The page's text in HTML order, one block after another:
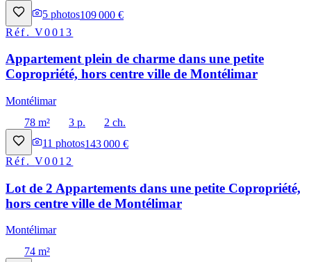
5 photos109 000 €
Réf.V0013
Appartement plein de charme dans une petite
Copropriété, hors centre ville de Montélimar
Montélimar
78 m²
3 p.
2 ch.
11 photos143 000 €
Réf.V0012
Lot de 2 Appartements dans une petite Copropriété,
hors centre ville de Montélimar
Montélimar
74 m²